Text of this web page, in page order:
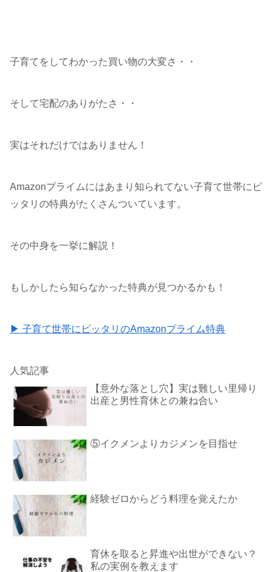
子育てをしてわかった買い物の大変さ・・
そして宅配のありがたさ・・
実はそれだけではありません！
Amazonプライムにはあまり知られてない子育て世帯にピ
ッタリの特典がたくさんついています。
その中身を一挙に解説！
もしかしたら知らなかった特典が見つかるかも！
▶ 子育て世帯にピッタリのAmazonプライム特典
人気記事
【意外な落とし穴】実は難しい里帰り
出産と男性育休との兼ね合い
⑤イクメンよりカジメンを目指せ
経験ゼロからどう料理を覚えたか
育休を取ると昇進や出世ができない？
私の実例を教えます